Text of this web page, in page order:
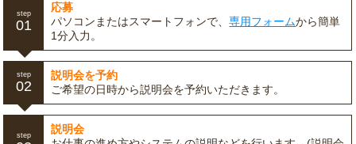
step
01
応募
パソコンまたはスマートフォンで、専用フォームから簡単
1分入力。
step
02
説明会を予約
ご希望の日時から説明会を予約いただきます。
step
説明会